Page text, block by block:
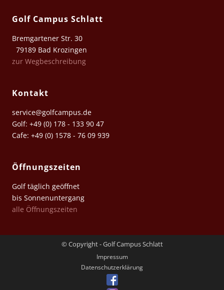
Golf Campus Schlatt
Bremgartener Str. 30
79189 Bad Krozingen
zur Wegbeschreibung
Kontakt
service@golfcampus.de
Golf: +49 (0) 178 - 133 90 47
Cafe: +49 (0) 1578 - 76 09 939
Öffnungszeiten
Golf täglich geöffnet
bis Sonnenuntergang
alle Öffnungszeiten
© Copyright - Golf Campus Schlatt
Impressum
Datenschutz­erklärung